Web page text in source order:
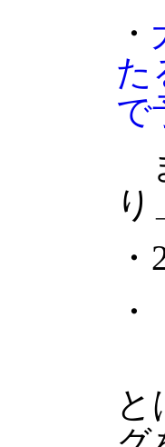
・
た
で
・
と